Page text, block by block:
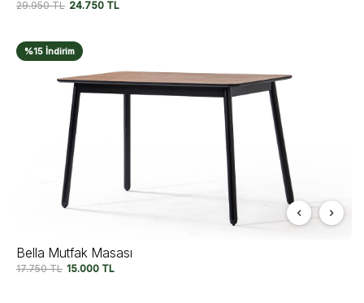
29.950TL 24.750 TL
%15 İndirim
Bella Mutfak Masası
17.750TL 15.000 TL